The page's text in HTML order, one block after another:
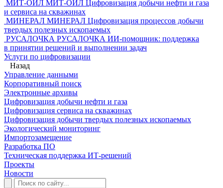
МИТ-ОЙЛ МИТ-ОЙЛ Цифровизация добычи нефти и газа
и сервиса на скважинах
МИНЕРАЛ МИНЕРАЛ Цифровизация процессов добычи
твердых полезных ископаемых
РУСАЛОЧКА РУСАЛОЧКА ИИ-помощник: поддержка
в принятии решений и выполнении задач
Услуги по цифровизации
Назад
Управление данными
Корпоративный поиск
Электронные архивы
Цифровизация добычи нефти и газа
Цифровизация сервиса на скважинах
Цифровизация добычи твердых полезных ископаемых
Экологический мониторинг
Импортозамещение
Разработка ПО
Техническая поддержка ИТ-решений
Проекты
Новости